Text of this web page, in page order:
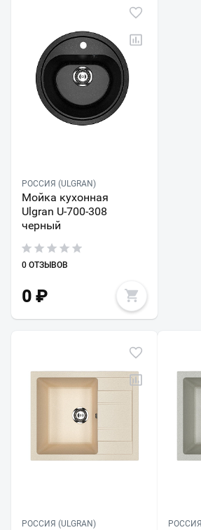
РОССИЯ (ULGRAN)
Мойка кухонная
Ulgran U-700-308
черный
0 ОТЗЫВОВ
0 ₽
РОССИЯ (ULGRAN) РОССИЯ